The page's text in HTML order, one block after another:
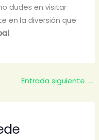
dudes en visitar
en la diversión que
.
Entrada siguiente →